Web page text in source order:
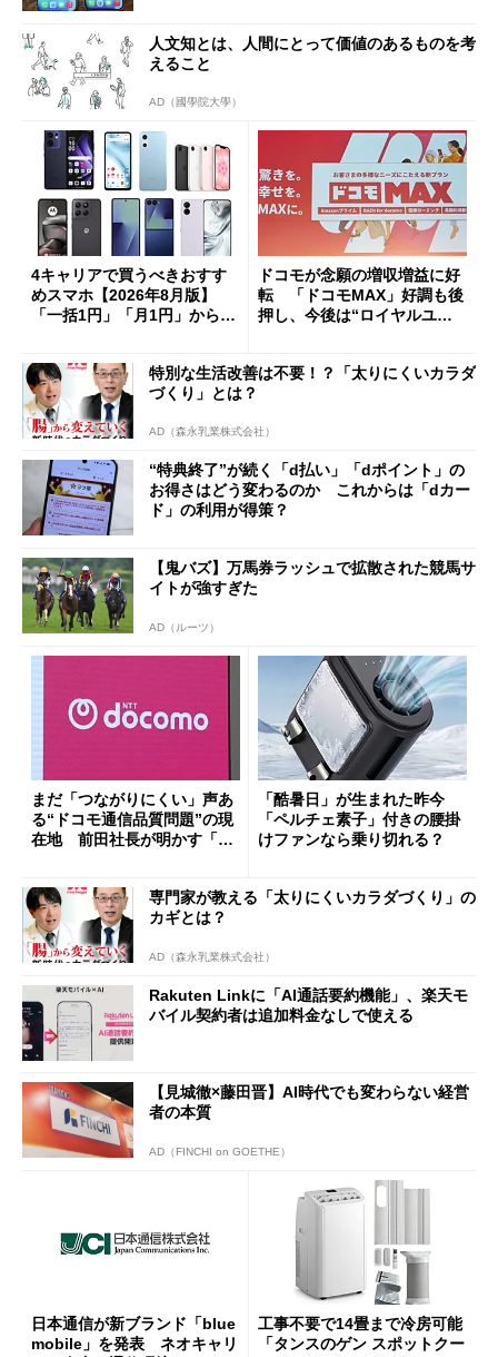
人文知とは、人間にとって価値のあるものを考
えること
AD（國學院大學）
4キャリアで買うべきおすす
めスマホ【2026年8月版】
「一括1円」「月1円」からお
ドコモが念願の増収増益に好
転 「ドコモMAX」好調も後
押し、今後は“ロイヤルユー
特別な生活改善は不要！？「太りにくいカラダ
づくり」とは？
AD（森永乳業株式会社）
“特典終了”が続く「d払い」「dポイント」の
お得さはどう変わるのか これからは「dカー
ド」の利用が得策？
【鬼バズ】万馬券ラッシュで拡散された競馬サ
イトが強すぎた
AD（ルーツ）
まだ「つながりにくい」声あ
る“ドコモ通信品質問題”の現
在地 前田社長が明かす「道
「酷暑日」が生まれた昨今
「ペルチェ素子」付きの腰掛
けファンなら乗り切れる？
専門家が教える「太りにくいカラダづくり」の
カギとは？
AD（森永乳業株式会社）
Rakuten Linkに「AI通話要約機能」、楽天モ
バイル契約者は追加料金なしで使える
【見城徹×藤田晋】AI時代でも変わらない経営
者の本質
AD（FINCHI on GOETHE）
日本通信が新ブランド「blue
mobile」を発表 ネオキャリ
工事不要で14畳まで冷房可能
「タンスのゲン スポットクー